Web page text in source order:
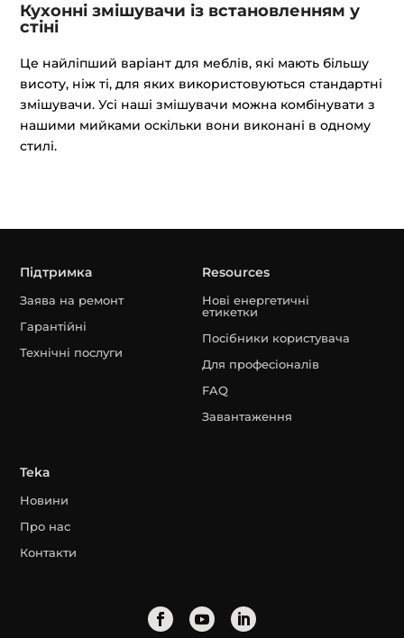
Кухонні змішувачи із встановленням у
стіні
Це найліпший варіант для меблів, які мають більшу
висоту, ніж ті, для яких використовуються стандартні
змішувачи. Усі наші змішувачи можна комбінувати з
нашими мийками оскільки вони виконані в одному
стилі.
Підтримка
Заява на ремонт
Гарантійні
Технічні послуги
Resources
Нові енергетичні
етикетки
Посібники користувача
Для професіоналів
FAQ
Завантаження
Teka
Новини
Про нас
Контакти